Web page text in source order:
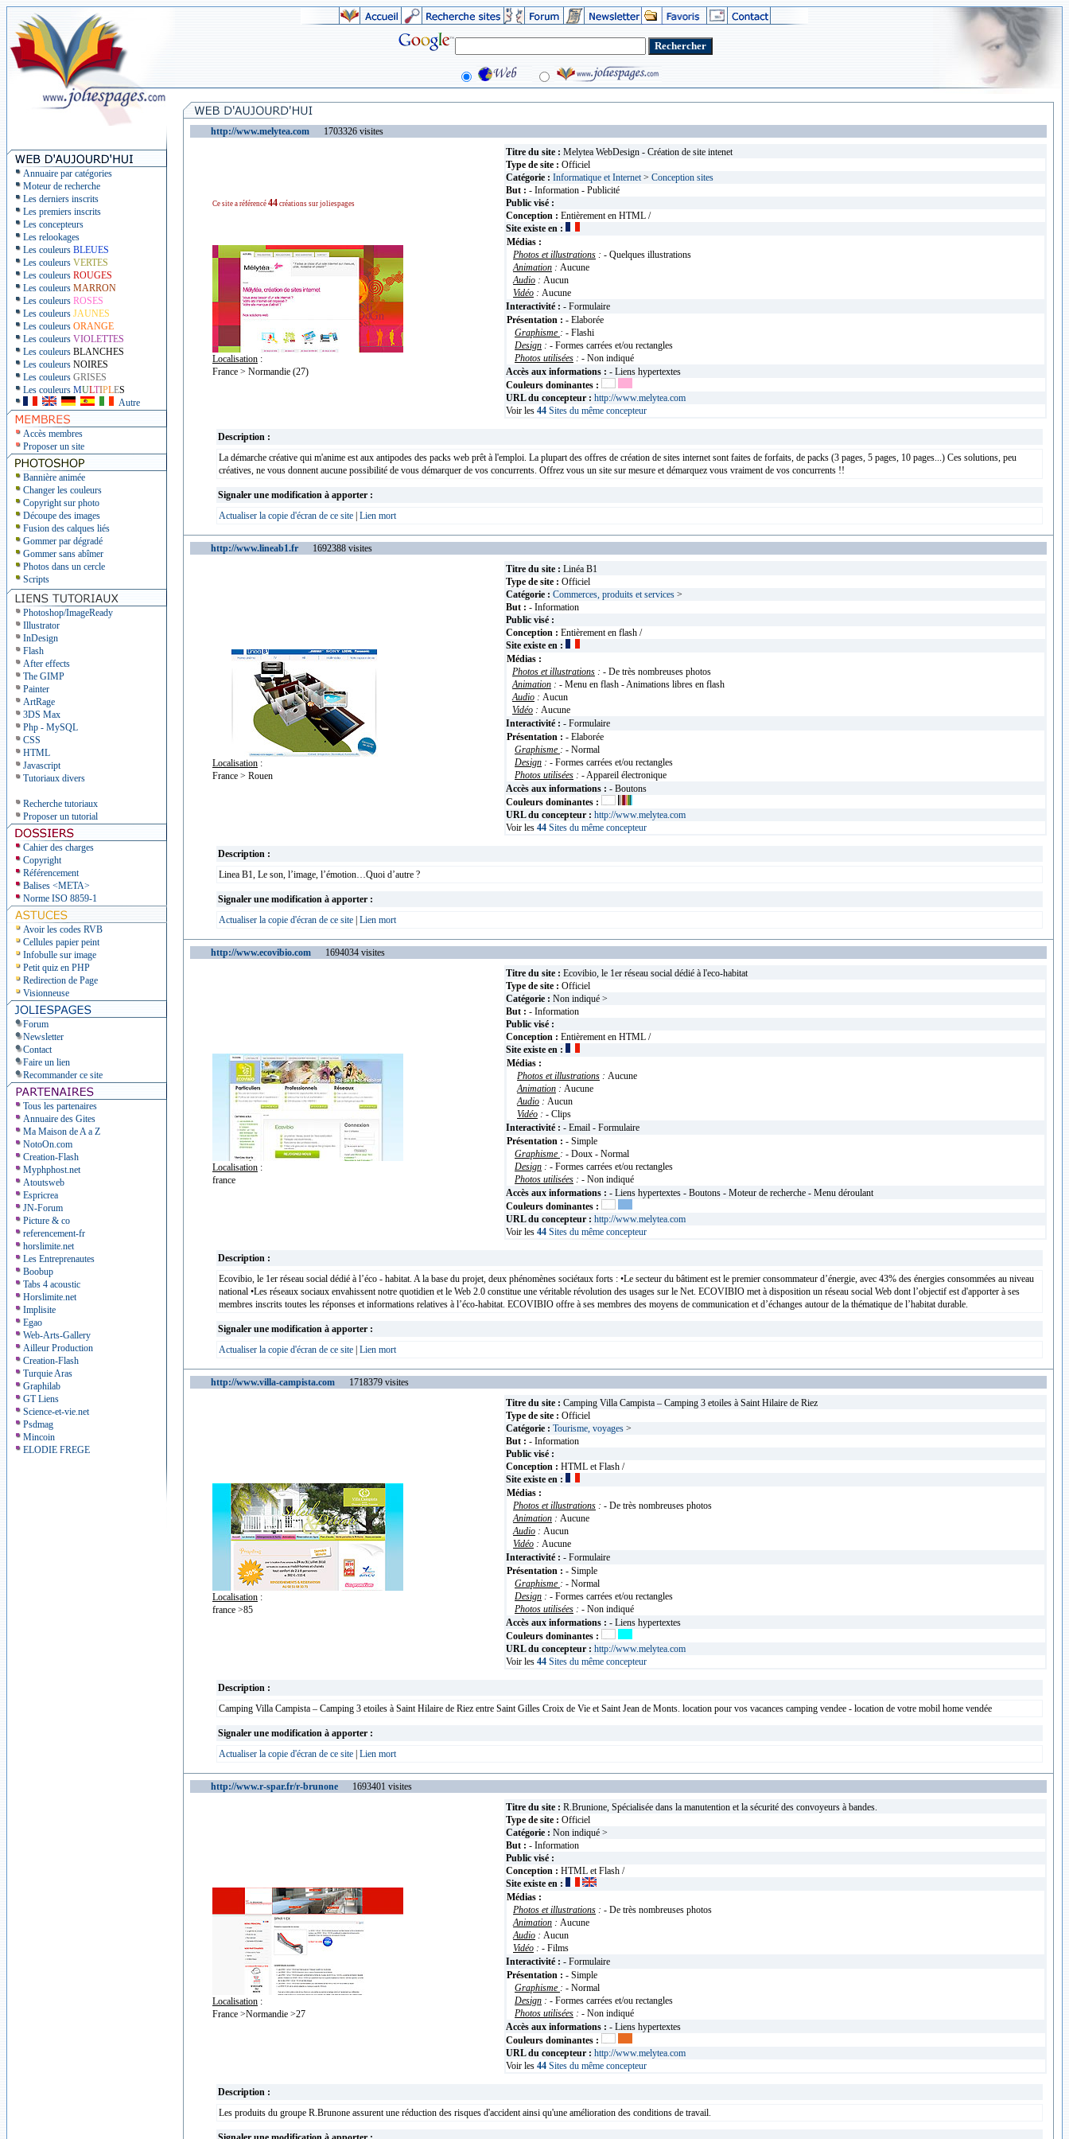
Annuaire par catégories
Moteur de recherche
Les derniers inscrits
Les premiers inscrits
Les concepteurs
Les relookages
Les couleurs BLEUES
Les couleurs VERTES
Les couleurs ROUGES
Les couleurs MARRON
Les couleurs ROSES
Les couleurs JAUNES
Les couleurs ORANGE
Les couleurs VIOLETTES
Les couleurs BLANCHES
Les couleurs NOIRES
Les couleurs GRISES
Les couleurs MULTIPLES
Autre
Accès membres
Proposer un site
Bannière animée
Changer les couleurs
Copyright sur photo
Découpe des images
Fusion des calques liés
Gommer par dégradé
Gommer sans abîmer
Photos dans un cercle
Scripts
Photoshop/ImageReady
Illustrator
InDesign
Flash
After effects
The GIMP
Painter
ArtRage
3DS Max
Php - MySQL
CSS
HTML
Javascript
Tutoriaux divers
Recherche tutoriaux
Proposer un tutorial
Cahier des charges
Copyright
Référencement
Balises <META>
Norme ISO 8859-1
Avoir les codes RVB
Cellules papier peint
Infobulle sur image
Petit quiz en PHP
Redirection de Page
Visionneuse
Forum
Newsletter
Contact
Faire un lien
Recommander ce site
Tous les partenaires
Annuaire des Gites
Ma Maison de A a Z
NotoOn.com
Creation-Flash
Myphphost.net
Atoutsweb
Espricrea
JN-Forum
Picture & co
referencement-fr
horslimite.net
Les Entreprenautes
Boobup
Tabs 4 acoustic
Horslimite.net
Implisite
Egao
Web-Arts-Gallery
Ailleur Production
Creation-Flash
Turquie Aras
Graphilab
GT Liens
Science-et-vie.net
Psdmag
Mincoin
ELODIE FREGE
http://www.melytea.com 1703326 visites
Ce site a référencé 44 créations sur joliespages
Localisation :
France > Normandie (27)
Titre du site : Melytea WebDesign - Création de site intenet
Type de site : Officiel
Catégorie : Informatique et Internet> Conception sites
But : - Information - Publicité
Public visé :
Conception : Entièrement en HTML /
Site existe en :
Médias :
Photos et illustrations : - Quelques illustrations
Animation : Aucune
Audio : Aucun
Vidéo : Aucune
Interactivité : - Formulaire
Présentation : - Elaborée
Graphisme : - Flashi
Design : - Formes carrées et/ou rectangles
Photos utilisées : - Non indiqué
Accès aux informations : - Liens hypertextes
Couleurs dominantes :
URL du concepteur : http://www.melytea.com
Voir les 44 Sites du même concepteur
Description :
La démarche créative qui m'anime est aux antipodes des packs web prêt à l'emploi. La plupart des offres de création de sites internet sont faites de forfaits, de packs (3 pages, 5 pages, 10 pages...) Ces solutions, peu
créatives, ne vous donnent aucune possibilité de vous démarquer de vos concurrents. Offrez vous un site sur mesure et démarquez vous vraiment de vos concurrents !!
Signaler une modification à apporter :
Actualiser la copie d'écran de ce site Lien mort
http://www.lineab1.fr 1692388 visites
Localisation :
France > Rouen
Titre du site : Linéa B1
Type de site : Officiel
Catégorie : Commerces, produits et services >
But : - Information
Public visé :
Conception : Entièrement en flash /
Site existe en :
Médias :
Photos et illustrations : - De très nombreuses photos
Animation : - Menu en flash - Animations libres en flash
Audio : Aucun
Vidéo : Aucune
Interactivité : - Formulaire
Présentation : - Elaborée
Graphisme : - Normal
Design : - Formes carrées et/ou rectangles
Photos utilisées : - Appareil électronique
Accès aux informations : - Boutons
Couleurs dominantes :
URL du concepteur : http://www.melytea.com
Voir les 44 Sites du même concepteur
Description :
Linea B1, Le son, l’image, l’émotion…Quoi d’autre ?
Signaler une modification à apporter :
Actualiser la copie d'écran de ce site Lien mort
http://www.ecovibio.com 1694034 visites
Localisation :
france
Titre du site : Ecovibio, le 1er réseau social dédié à l'eco-habitat
Type de site : Officiel
Catégorie : Non indiqué >
But : - Information
Public visé :
Conception : Entièrement en HTML /
Site existe en :
Médias :
Photos et illustrations : Aucune
Animation : Aucune
Audio : Aucun
Vidéo : - Clips
Interactivité : - Email - Formulaire
Présentation : - Simple
Graphisme : - Doux - Normal
Design : - Formes carrées et/ou rectangles
Photos utilisées : - Non indiqué
Accès aux informations : - Liens hypertextes - Boutons - Moteur de recherche - Menu déroulant
Couleurs dominantes :
URL du concepteur : http://www.melytea.com
Voir les 44 Sites du même concepteur
Description :
Ecovibio, le 1er réseau social dédié à l’éco - habitat. A la base du projet, deux phénomènes sociétaux forts : •Le secteur du bâtiment est le premier consommateur d’énergie, avec 43% des énergies consommées au niveau
national •Les réseaux sociaux envahissent notre quotidien et le Web 2.0 constitue une véritable révolution des usages sur le Net. ECOVIBIO met à disposition un réseau social Web dont l’objectif est d'apporter à ses
membres inscrits toutes les réponses et informations relatives à l’éco-habitat. ECOVIBIO offre à ses membres des moyens de communication et d’échanges autour de la thématique de l’habitat durable.
Signaler une modification à apporter :
Actualiser la copie d'écran de ce site Lien mort
http://www.villa-campista.com 1718379 visites
Localisation :
france >85
Titre du site : Camping Villa Campista – Camping 3 etoiles à Saint Hilaire de Riez
Type de site : Officiel
Catégorie : Tourisme, voyages >
But : - Information
Public visé :
Conception : HTML et Flash /
Site existe en :
Médias :
Photos et illustrations : - De très nombreuses photos
Animation : Aucune
Audio : Aucun
Vidéo : Aucune
Interactivité : - Formulaire
Présentation : - Simple
Graphisme : - Normal
Design : - Formes carrées et/ou rectangles
Photos utilisées : - Non indiqué
Accès aux informations : - Liens hypertextes
Couleurs dominantes :
URL du concepteur : http://www.melytea.com
Voir les 44 Sites du même concepteur
Description :
Camping Villa Campista – Camping 3 etoiles à Saint Hilaire de Riez entre Saint Gilles Croix de Vie et Saint Jean de Monts. location pour vos vacances camping vendee - location de votre mobil home vendée
Signaler une modification à apporter :
Actualiser la copie d'écran de ce site Lien mort
http://www.r-spar.fr/r-brunone 1693401 visites
Localisation :
France >Normandie >27
Titre du site : R.Brunione, Spécialisée dans la manutention et la sécurité des convoyeurs à bandes.
Type de site : Officiel
Catégorie : Non indiqué >
But : - Information
Public visé :
Conception : HTML et Flash /
Site existe en :
Médias :
Photos et illustrations : - De très nombreuses photos
Animation : Aucune
Audio : Aucun
Vidéo : - Films
Interactivité : - Formulaire
Présentation : - Simple
Graphisme : - Normal
Design : - Formes carrées et/ou rectangles
Photos utilisées : - Non indiqué
Accès aux informations : - Liens hypertextes
Couleurs dominantes :
URL du concepteur : http://www.melytea.com
Voir les 44 Sites du même concepteur
Description :
Les produits du groupe R.Brunone assurent une réduction des risques d'accident ainsi qu'une amélioration des conditions de travail.